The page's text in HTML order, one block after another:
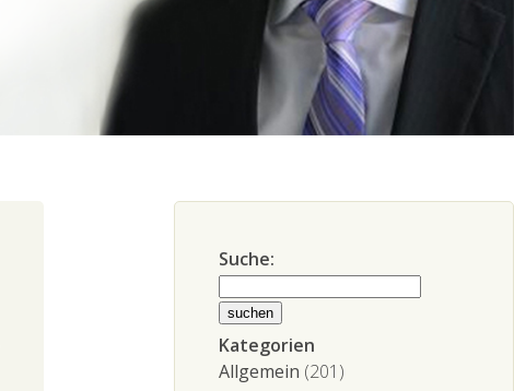
Suche:
Kategorien
Allgemein (201)